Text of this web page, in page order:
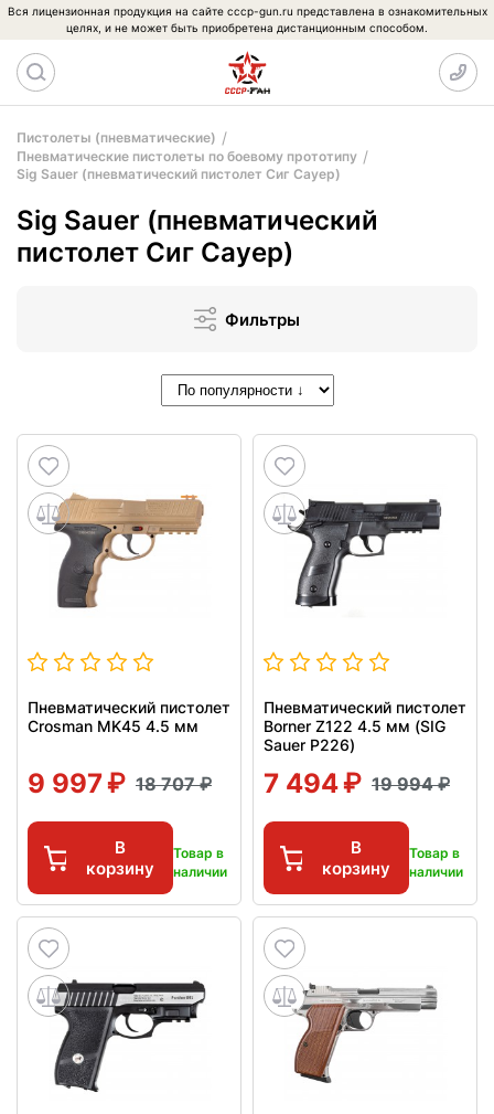
Вся лицензионная продукция на сайте cccp-gun.ru представлена в ознакомительных
целях, и не может быть приобретена дистанционным способом.
Пистолеты (пневматические)
Пневматические пистолеты по боевому прототипу
Sig Sauer (пневматический пистолет Сиг Сауер)
Sig Sauer (пневматический
пистолет Сиг Сауер)
Фильтры
Пневматический пистолет
Crosman MK45 4.5 мм
9 997 18 707
В
корзину
Товар в
наличии
Пневматический пистолет
Borner Z122 4.5 мм (SIG
Sauer P226)
7 494 19 994
В
корзину
Товар в
наличии